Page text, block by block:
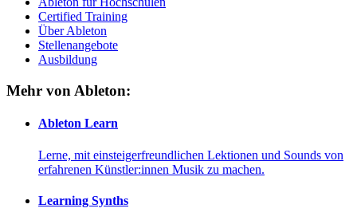
Certified Training
Über Ableton
Stellenangebote
Ausbildung
Mehr von Ableton:
Ableton Learn
Lerne, mit einsteigerfreundlichen Lektionen und Sounds von
erfahrenen Künstler:innen Musik zu machen.
Learning Synths